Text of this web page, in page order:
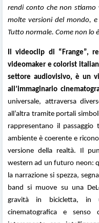
rendi conto che non stiamo
molte versioni del mondo,
Tutto normale. Come non lo
Il videoclip di “Frange”,
videomaker e colorist
settore audiovisivo, è un
all’immaginario
universale, attraversa
all’altra tramite portali
rappresentano il
ambiente è coerente e
versione della realtà. Il
western ad un futuro neon:
la narrazione si spezza,
band si muove su una
gravità in bicicletta, in
cinematografica e